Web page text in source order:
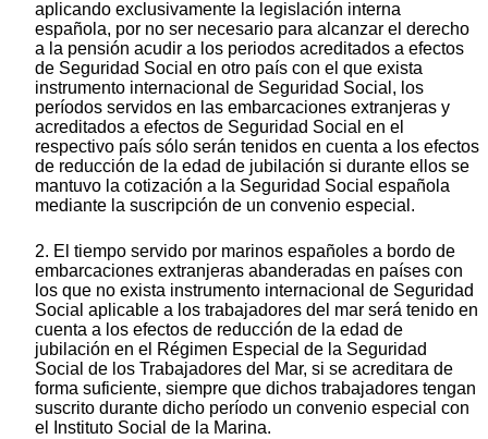
aplicando exclusivamente la legislación interna
española, por no ser necesario para alcanzar el derecho
a la pensión acudir a los periodos acreditados a efectos
de Seguridad Social en otro país con el que exista
instrumento internacional de Seguridad Social, los
períodos servidos en las embarcaciones extranjeras y
acreditados a efectos de Seguridad Social en el
respectivo país sólo serán tenidos en cuenta a los efectos
de reducción de la edad de jubilación si durante ellos se
mantuvo la cotización a la Seguridad Social española
mediante la suscripción de un convenio especial.
2. El tiempo servido por marinos españoles a bordo de
embarcaciones extranjeras abanderadas en países con
los que no exista instrumento internacional de Seguridad
Social aplicable a los trabajadores del mar será tenido en
cuenta a los efectos de reducción de la edad de
jubilación en el Régimen Especial de la Seguridad
Social de los Trabajadores del Mar, si se acreditara de
forma suficiente, siempre que dichos trabajadores tengan
suscrito durante dicho período un convenio especial con
el Instituto Social de la Marina.